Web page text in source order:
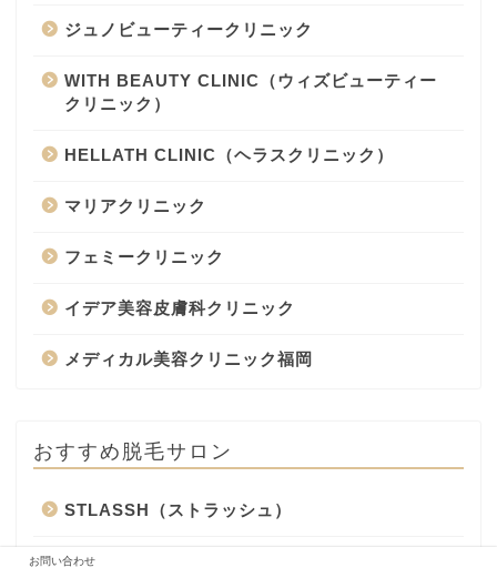
ジュノビューティークリニック
WITH BEAUTY CLINIC（ウィズビューティー
クリニック）
HELLATH CLINIC（ヘラスクリニック）
マリアクリニック
フェミークリニック
イデア美容皮膚科クリニック
メディカル美容クリニック福岡
おすすめ脱毛サロン
STLASSH（ストラッシュ）
Dione（ディオーネ）
お問い合わせ